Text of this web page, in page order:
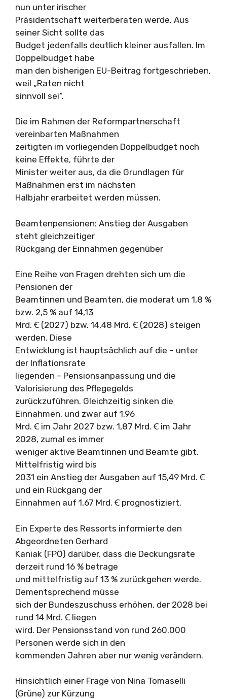
nun unter irischer
Präsidentschaft weiterberaten werde. Aus
seiner Sicht sollte das
Budget jedenfalls deutlich kleiner ausfallen. Im
Doppelbudget habe
man den bisherigen EU-Beitrag fortgeschrieben,
weil „Raten nicht
sinnvoll sei“.
Die im Rahmen der Reformpartnerschaft
vereinbarten Maßnahmen
zeitigten im vorliegenden Doppelbudget noch
keine Effekte, führte der
Minister weiter aus, da die Grundlagen für
Maßnahmen erst im nächsten
Halbjahr erarbeitet werden müssen.
Beamtenpensionen: Anstieg der Ausgaben
steht gleichzeitiger
Rückgang der Einnahmen gegenüber
Eine Reihe von Fragen drehten sich um die
Pensionen der
Beamtinnen und Beamten, die moderat um 1,8 %
bzw. 2,5 % auf 14,13
Mrd. Ꞓ (2027) bzw. 14,48 Mrd. Ꞓ (2028) steigen
werden. Diese
Entwicklung ist hauptsächlich auf die – unter
der Inflationsrate
liegenden – Pensionsanpassung und die
Valorisierung des Pflegegelds
zurückzuführen. Gleichzeitig sinken die
Einnahmen, und zwar auf 1,96
Mrd. Ꞓ im Jahr 2027 bzw. 1,87 Mrd. Ꞓ im Jahr
2028, zumal es immer
weniger aktive Beamtinnen und Beamte gibt.
Mittelfristig wird bis
2031 ein Anstieg der Ausgaben auf 15,49 Mrd. Ꞓ
und ein Rückgang der
Einnahmen auf 1,67 Mrd. Ꞓ prognostiziert.
Ein Experte des Ressorts informierte den
Abgeordneten Gerhard
Kaniak (FPÖ) darüber, dass die Deckungsrate
derzeit rund 16 % betrage
und mittelfristig auf 13 % zurückgehen werde.
Dementsprechend müsse
sich der Bundeszuschuss erhöhen, der 2028 bei
rund 14 Mrd. Ꞓ liegen
wird. Der Pensionsstand von rund 260.000
Personen werde sich in den
kommenden Jahren aber nur wenig verändern.
Hinsichtlich einer Frage von Nina Tomaselli
(Grüne) zur Kürzung